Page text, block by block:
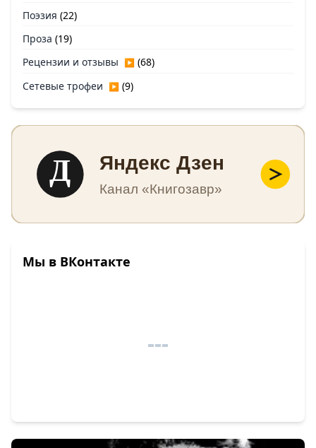
Поэзия (22)
Проза (19)
Рецензии и отзывы ▶ (68)
Сетевые трофеи ▶ (9)
Д Яндекс Дзен
Канал «Книгозавр»
Мы в ВКонтакте